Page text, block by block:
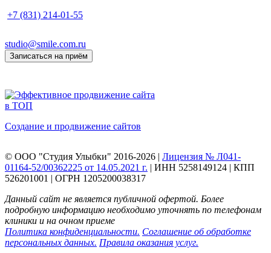
+7 (831) 214-01-55
studio@smile.com.ru
Записаться на приём
Создание и продвижение сайтов
© ООО "Студия Улыбки" 2016-2026 | Лицензия № Л041-
01164-52/00362225 от 14.05.2021 г. | ИНН 5258149124 | КПП
526201001 | ОГРН 1205200038317
Данный сайт не является публичной офертой. Более
подробную информацию необходимо уточнять по телефонам
клиники и на очном приеме
Политика конфиденциальности. Соглашение об обработке
персональных данных. Правила оказания услуг.